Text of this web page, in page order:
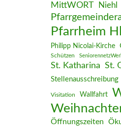
MittWORT Niehl
Pfarrheim
Philipp Nicolai-Kirche
Schützen
St. Katharina St.
Stellenausschreibung
Visitation Wallfahrt
Öffnungszeiten